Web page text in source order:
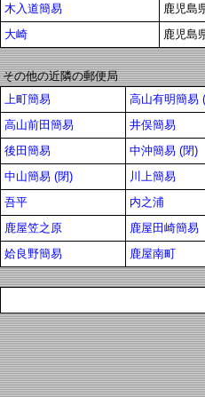
木入道簡易
鹿児島
大崎
鹿児島
その他の近隣の郵便局
上町簡易
高山有明簡易
高山前田簡易
井俣簡易
後田簡易
中沖簡易 (閉)
中山簡易 (閉)
川上簡易
吾平
内之浦
鹿屋笠之原
鹿屋田崎簡易
姶良野簡易
鹿屋南町